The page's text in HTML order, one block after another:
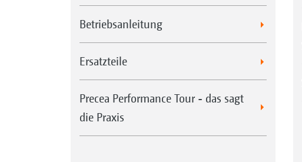
Betriebsanleitung
Ersatzteile
Precea Performance Tour - das sagt
die Praxis